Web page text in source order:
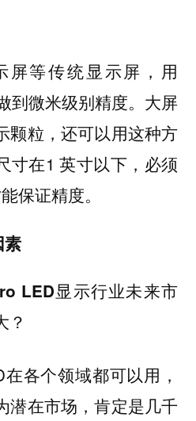
屏等传统显示屏，用
到微米级别精度。大屏
颗粒，还可以用这种方
寸在1 英寸以下，必须
保证精度。
素
LED显示行业未来市
？
各个领域都可以用，
潜在市场，肯定是几千